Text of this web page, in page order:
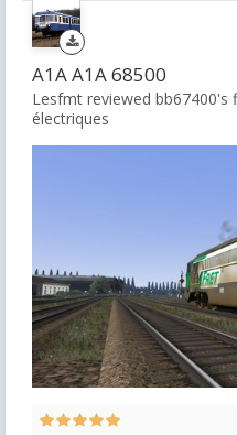
A1A A1A 68500
Lesfmt reviewed bb67400's
électriques